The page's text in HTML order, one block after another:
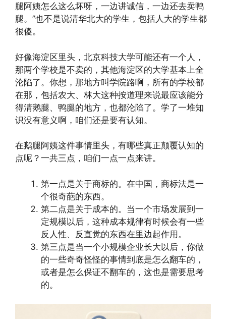
腿阿姨怎么这么坏呀，一边讲诚信，一边还去卖鸭
腿。”也不是说清华北大的学生，包括人大的学生都
很傻。
好像海淀区里头，北京科技大学可能还有一个人，
那两个学校是不卖的，其他海淀区的大学基本上全
沦陷了。你想，那地方叫学院路啊，所有的学校都
在那，包括农大、林大这种按道理来说最应该能分
得清鹅腿、鸭腿的地方，也都沦陷了。学了一堆知
识没有意义啊，咱们还是要有认知。
在鹅腿阿姨这件事情里头，有哪些真正颠覆认知的
点呢？一共三点，咱们一点一点来讲。
第一点是关于商标的。在中国，商标法是一
个很奇葩的东西。
第二点是关于成本的。当一个市场发展到一
定规模以后，这种成本规律有时候会有一些
反人性、反直觉的东西在里边起作用。
第三点是当一个小规模企业长大以后，你做
的一些奇奇怪怪的事情到底是怎么翻车的，
或者是怎么保证不翻车的，这也是需要思考
的。